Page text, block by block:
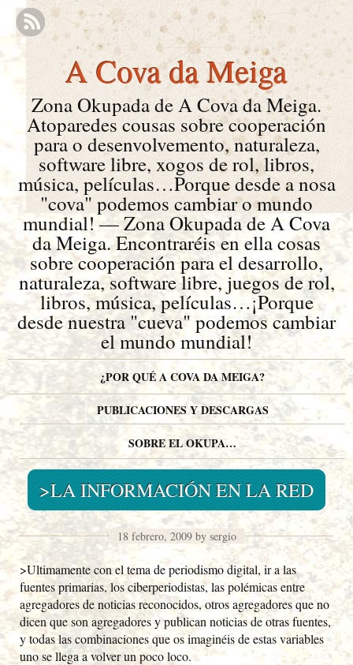
A Cova da Meiga
Zona Okupada de A Cova da Meiga.
Atoparedes cousas sobre cooperación
para o desenvolvemento, naturaleza,
software libre, xogos de rol, libros,
música, películas…Porque desde a nosa
"cova" podemos cambiar o mundo
mundial! — Zona Okupada de A Cova
da Meiga. Encontraréis en ella cosas
sobre cooperación para el desarrollo,
naturaleza, software libre, juegos de rol,
libros, música, películas…¡Porque
desde nuestra "cueva" podemos cambiar
el mundo mundial!
¿POR QUÉ A COVA DA MEIGA?
PUBLICACIONES Y DESCARGAS
SOBRE EL OKUPA…
>LA INFORMACIÓN EN LA RED
18 febrero, 2009 by sergio
>Ultimamente con el tema de periodismo digital, ir a las
fuentes primarias, los ciberperiodistas, las polémicas entre
agregadores de noticias reconocidos, otros agregadores que no
dicen que son agregadores y publican noticias de otras fuentes,
y todas las combinaciones que os imaginéis de estas variables
uno se llega a volver un poco loco.